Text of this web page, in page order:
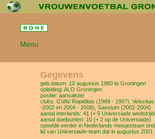
Menu
Gegevens
geb.datum: 10 augustus 1980 te Groningen
opleiding: ALO Groningen
positie: aanvalster
clubs: GVAV Rapiditas (1989 - 1997),
-2002 en 2004 - 2008), Saestum (2002-2004)
aantal interlands: 41 (+ 5 Universiade
aantal doelpunten: 10 (+ 2 op de Universiade)
speelde eerder in Nederlands meisjesteam
lid van Universiade-team dat in augustus